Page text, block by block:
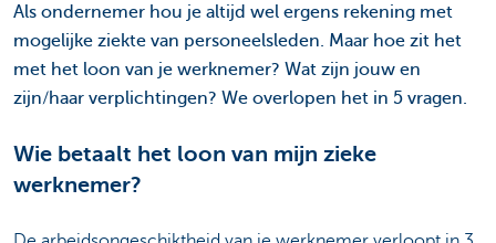
Als ondernemer hou je altijd wel ergens rekening met
mogelijke ziekte van personeelsleden. Maar hoe zit het
met het loon van je werknemer? Wat zijn jouw en
zijn/haar verplichtingen? We overlopen het in 5 vragen.
Wie betaalt het loon van mijn zieke
werknemer?